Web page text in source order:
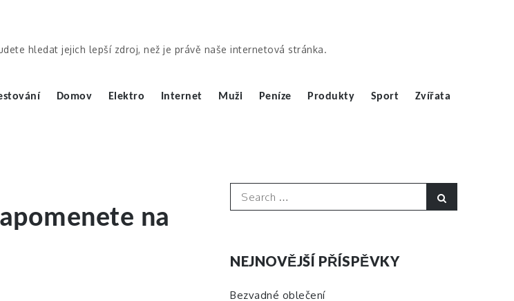
hledat jejich lepší zdroj, než je právě naše internetová stránka.
Domov Elektro Internet Muži Peníze Produkty Sport Zvířata
na
Search
for:
NEJNOVĚJŠÍ PŘÍSPĚVKY
Bezvadné oblečení